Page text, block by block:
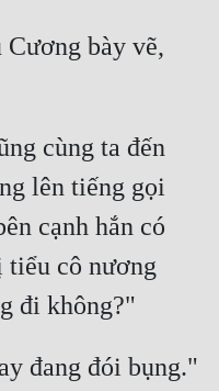
cùng ta đến
lên tiếng gọi
cạnh hắn có
cô nương